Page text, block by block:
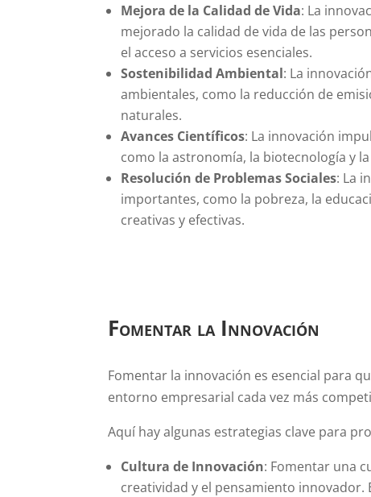
Mejora de la Calidad de Vida: La
mejorado la calidad de vida de las
el acceso a servicios esenciales.
Sostenibilidad Ambiental: La
ambientales, como la reducción de
naturales.
Avances Científicos: La innovación
como la astronomía, la biotecnología y
Resolución de Problemas Sociales: La
importantes, como la pobreza, la
creativas y efectivas.
Fomentar la Innovación
Fomentar la innovación es esencial para
entorno empresarial cada vez más
Aquí hay algunas estrategias clave para
Cultura de Innovación: Fomentar una
creatividad y el pensamiento